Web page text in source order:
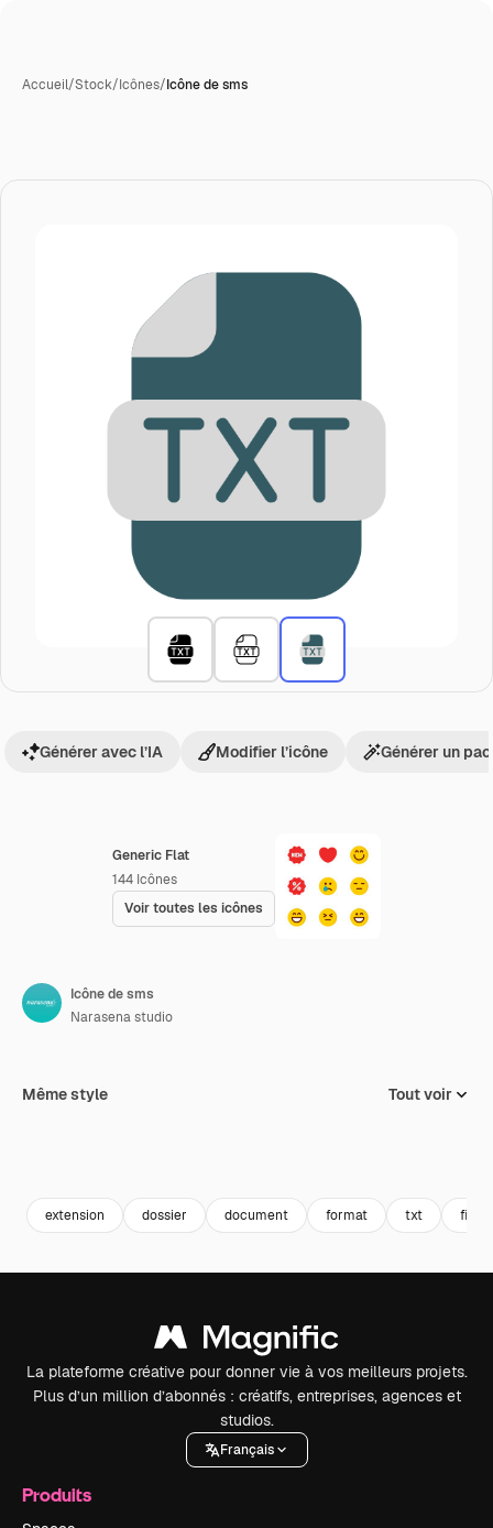
Accueil/Stock/Icônes/Icône de sms
Generic Flat
144 Icônes
Voir toutes les icônes
Générer avec l’IA Modifier l’icône Générer un
Icône de sms
Narasena studio
Même style Tout voir
extension dossier document format txt
La plateforme créative pour donner vie à vos meilleurs projets.
Plus d’un million d’abonnés : créatifs, entreprises, agences et
studios.
Français
Produits